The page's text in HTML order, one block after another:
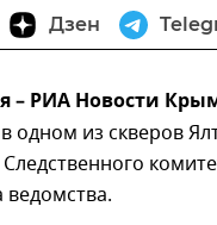
Дзен
РИА Новости
одном из скверов